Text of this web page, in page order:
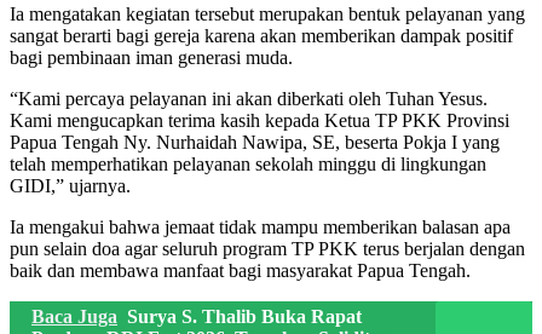
Ia mengatakan kegiatan tersebut merupakan bentuk pelayanan yang
sangat berarti bagi gereja karena akan memberikan dampak positif
bagi pembinaan iman generasi muda.
“Kami percaya pelayanan ini akan diberkati oleh Tuhan Yesus.
Kami mengucapkan terima kasih kepada Ketua TP PKK Provinsi
Papua Tengah Ny. Nurhaidah Nawipa, SE, beserta Pokja I yang
telah memperhatikan pelayanan sekolah minggu di lingkungan
GIDI,” ujarnya.
Ia mengakui bahwa jemaat tidak mampu memberikan balasan apa
pun selain doa agar seluruh program TP PKK terus berjalan dengan
baik dan membawa manfaat bagi masyarakat Papua Tengah.
Baca Juga Surya S. Thalib Buka Rapat